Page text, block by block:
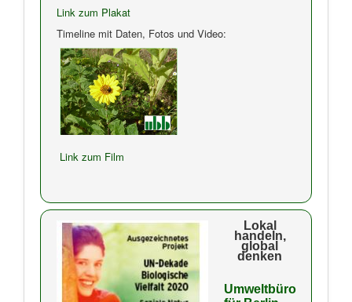
Link zum Plakat
Timeline mit Daten, Fotos und Video:
Link zum Film
Lokal
handeln,
global
denken
Umweltbüro